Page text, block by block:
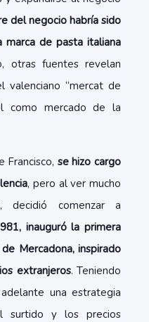
del negocio habría sido
marca de pasta italiana
otras fuentes revelan
“mercat de
como mercado de la
Francisco, se hizo cargo
, pero al ver mucho
decidió comenzar a
inauguró la primera
Mercadona, inspirado
extranjeros. Teniendo
una estrategia
surtido y los precios